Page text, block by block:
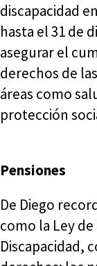
discapacidad
hasta el 31 de
asegurar el
derechos de
áreas como
protección
Pensiones
De Diego
como la Ley de
Discapacidad,